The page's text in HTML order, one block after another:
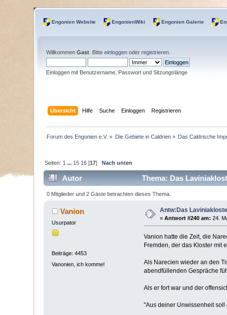
Engonien Website EngonienWiki Engonien Galerie
WillkommenGast . Bitteeinloggen oderregistrieren
Einloggen mit Benutzername, Passwort und Sitzungslänge
Übersicht Hilfe Suche Einloggen Registrieren
Forum des Engonien e.V. » Die Gebiete in Caldrien» Das Caldrische
Seiten: 1 ... 15 16 [17]Nach unten
Autor Thema: Das
0 Mitglieder und 2 Gäste betrachten dieses Thema.
Vanion
Usurpator
Beiträge: 4453
Vanonien, ich komme!
Antw:Das
«Antwort #240 am: 24.
Vanion hatte die Zeit, die
Fremden, der das Kloster mit
Als Narecien wieder an den
abendfüllenden Gespräche
Als er fort war und der
"Aus deiner Unwissenheit